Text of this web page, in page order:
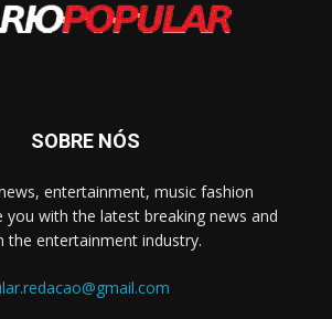
SOBRE NÓS
entertainment, music fashion
you with the latest breaking news and
the entertainment industry.